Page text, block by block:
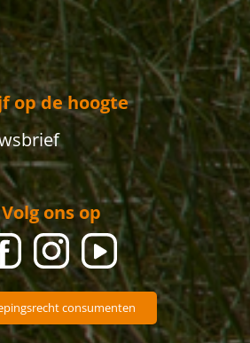
op de hoogte
Volg ons op
consumenten